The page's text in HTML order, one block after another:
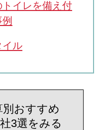
トイレを備え付
イル
おすすめ
3選をみる